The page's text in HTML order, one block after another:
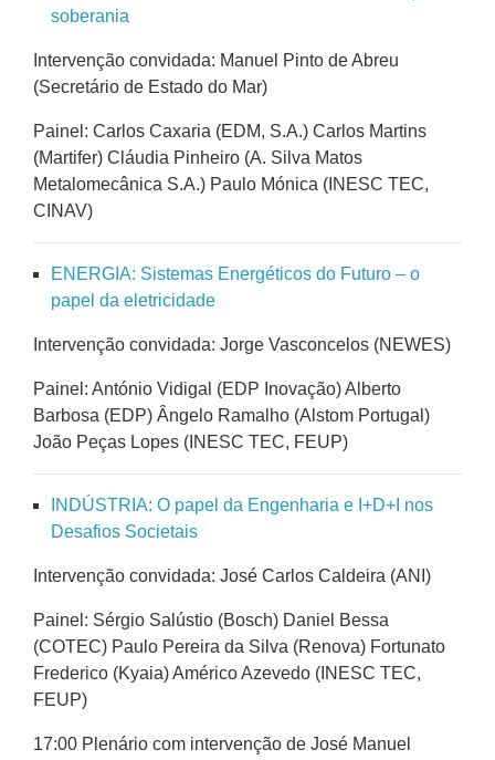
soberania
Intervenção convidada: Manuel Pinto de Abreu
(Secretário de Estado do Mar)
Painel: Carlos Caxaria (EDM, S.A.) Carlos Martins
(Martifer) Cláudia Pinheiro (A. Silva Matos
Metalomecânica S.A.) Paulo Mónica (INESC TEC,
CINAV)
ENERGIA: Sistemas Energéticos do Futuro – o
papel da eletricidade
Intervenção convidada: Jorge Vasconcelos (NEWES)
Painel: António Vidigal (EDP Inovação) Alberto
Barbosa (EDP) Ângelo Ramalho (Alstom Portugal)
João Peças Lopes (INESC TEC, FEUP)
INDÚSTRIA: O papel da Engenharia e I+D+I nos
Desafios Societais
Intervenção convidada: José Carlos Caldeira (ANI)
Painel: Sérgio Salústio (Bosch) Daniel Bessa
(COTEC) Paulo Pereira da Silva (Renova) Fortunato
Frederico (Kyaia) Américo Azevedo (INESC TEC,
FEUP)
17:00 Plenário com intervenção de José Manuel